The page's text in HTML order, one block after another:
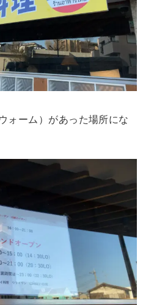
ォーム）があった場所にな